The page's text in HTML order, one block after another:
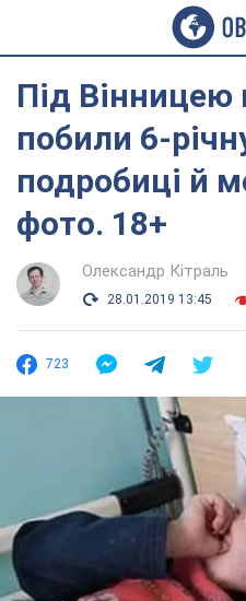
Під Вінницею
побили 6-
подробиці й
фото. 18+
Олександр Кітраль
28.01.2019 13:45
723